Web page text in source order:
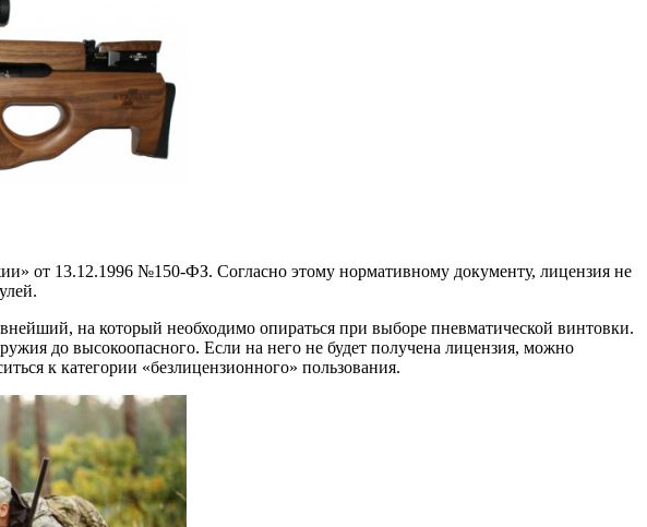
от 13.12.1996 №150-ФЗ. Согласно этому нормативному документу, лицензия не
на который необходимо опираться при выборе пневматической винтовки.
до высокоопасного. Если на него не будет получена лицензия, можно
к категории «безлицензионного» пользования.